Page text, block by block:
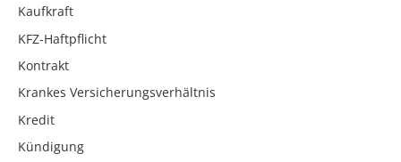
Kaufkraft
KFZ-Haftpflicht
Kontrakt
Krankes Versicherungsverhältnis
Kredit
Kündigung